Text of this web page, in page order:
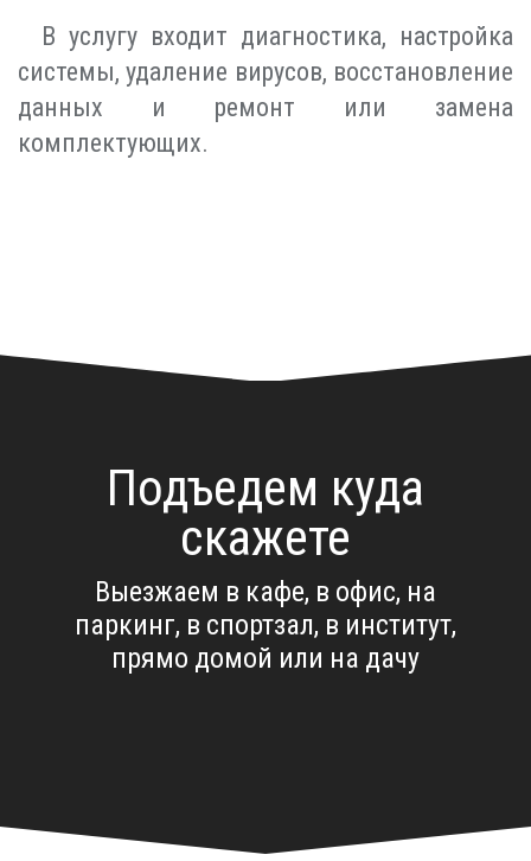
В услугу входит диагностика, настройка
системы, удаление вирусов, восстановление
данных и ремонт или замена
комплектующих.
Подъедем куда
скажете
Выезжаем в кафе, в офис, на
паркинг, в спортзал, в институт,
прямо домой или на дачу